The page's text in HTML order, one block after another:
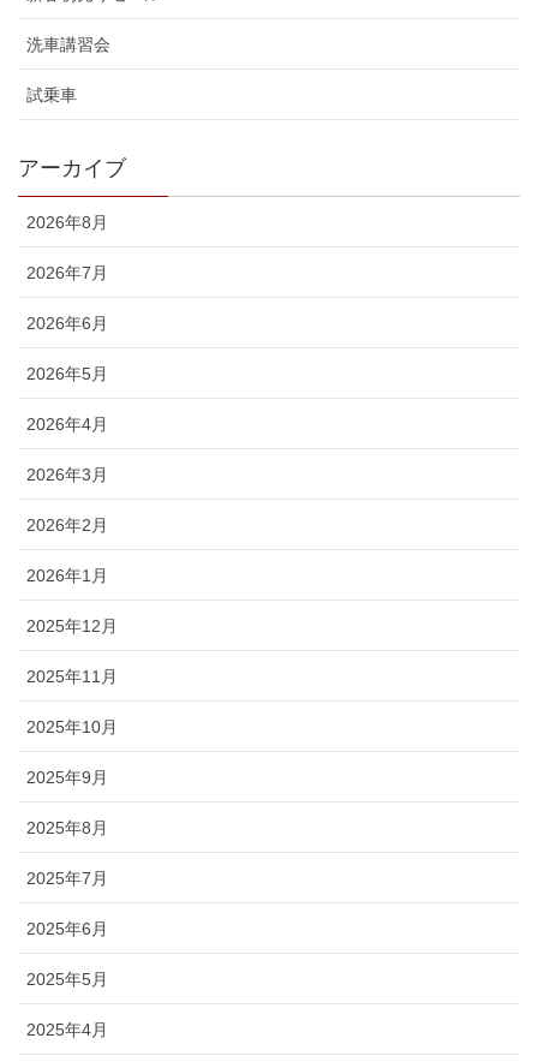
洗車講習会
試乗車
アーカイブ
2026年8月
2026年7月
2026年6月
2026年5月
2026年4月
2026年3月
2026年2月
2026年1月
2025年12月
2025年11月
2025年10月
2025年9月
2025年8月
2025年7月
2025年6月
2025年5月
2025年4月